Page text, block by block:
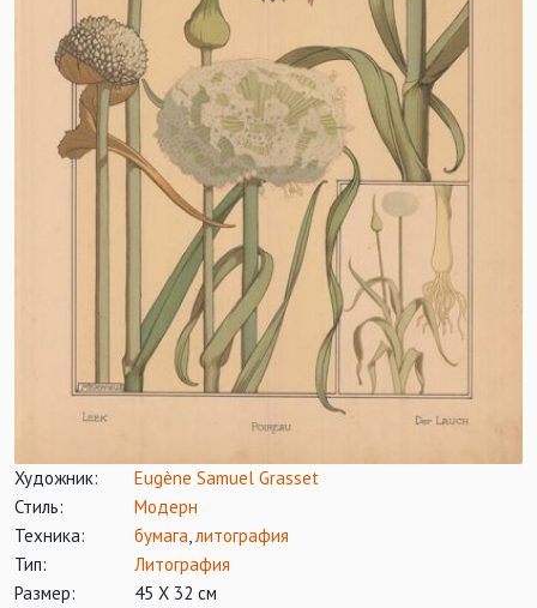
Художник:
Eugène Samuel Grasset
Стиль:
Модерн
Техника:
бумага,литография
Тип:
Литография
Размер:
45 Х 32 см